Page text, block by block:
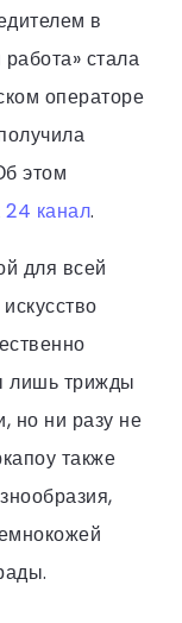
в
стала
операторе
этом
24 канал.
для всей
лишь трижды
но ни разу не
также